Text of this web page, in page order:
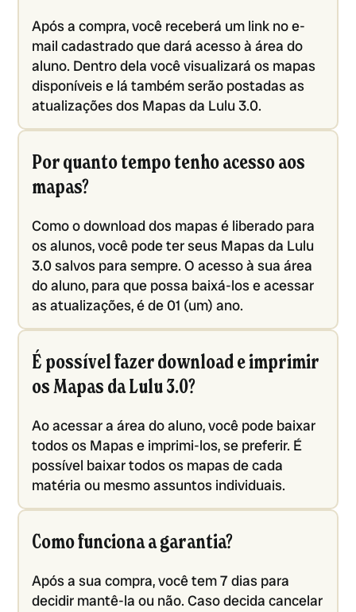
Após a compra, você receberá um link no e-
mail cadastrado que dará acesso à área do
aluno. Dentro dela você visualizará os mapas
disponíveis e lá também serão postadas as
atualizações dos Mapas da Lulu 3.0.
Por quanto tempo tenho acesso aos
mapas?
Como o download dos mapas é liberado para
os alunos, você pode ter seus Mapas da Lulu
3.0 salvos para sempre. O acesso à sua área
do aluno, para que possa baixá-los e acessar
as atualizações, é de 01 (um) ano.
É possível fazer download e imprimir
os Mapas da Lulu 3.0?
Ao acessar a área do aluno, você pode baixar
todos os Mapas e imprimi-los, se preferir. É
possível baixar todos os mapas de cada
matéria ou mesmo assuntos individuais.
Como funciona a garantia?
Após a sua compra, você tem 7 dias para
decidir mantê-la ou não. Caso decida cancelar